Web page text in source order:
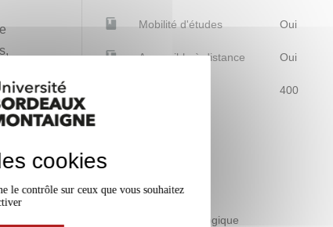
Mobilité d'études Oui
Accessible à distance Oui
400
Contacts
Responsable pédagogique
cookies
le contrôle sur ceux que vous souhaitez